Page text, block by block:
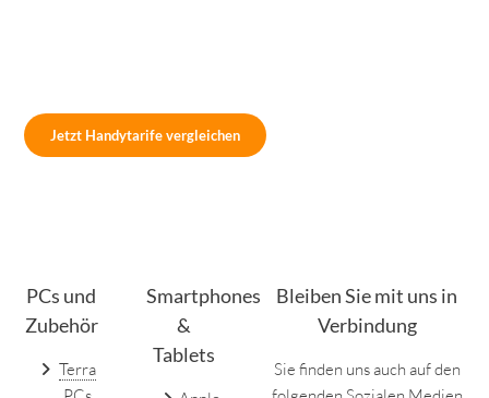
Jetzt Handytarife vergleichen
PCs und
Zubehör
Terra
Smartphones
&
Tablets
Bleiben Sie mit uns in
Verbindung
Sie finden uns auch auf den